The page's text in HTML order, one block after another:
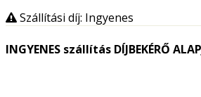
Szállítási díj: Ingyenes
INGYENES szállítás DÍJBEKÉRŐ